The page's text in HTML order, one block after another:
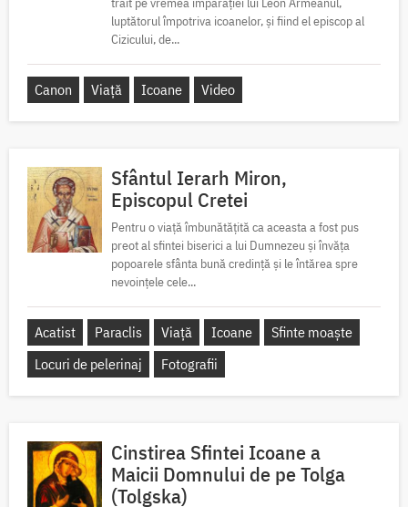
luptătorul împotriva icoanelor, și fiind el episcop al
Cizicului, de...
Canon Viață Icoane Video
Sfântul Ierarh Miron,
Episcopul Cretei
Pentru o viață îmbunătățită ca aceasta a fost pus
preot al sfintei biserici a lui Dumnezeu și învăța
popoarele sfânta bună credință și le întărea spre
nevoințele cele...
Acatist Paraclis Viață Icoane
Sfinte moaște
Locuri de pelerinaj
Fotografii
Cinstirea Sfintei Icoane a
Maicii Domnului de pe Tolga
(Tolgska)